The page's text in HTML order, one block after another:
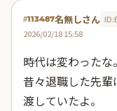
#113487名無しさん
2026/02/18 15:58
時代は変わったな。
昔々退職した先
渡していたよ。